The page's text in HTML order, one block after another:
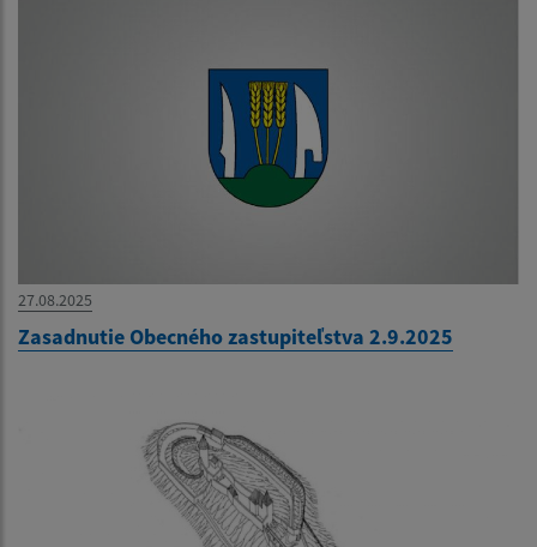
27.08.2025
Zasadnutie Obecného zastupiteľstva 2.9.2025